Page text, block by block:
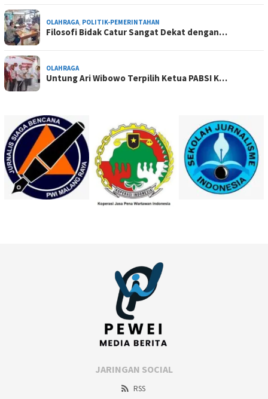
OLAHRAGA, POLITIK-PEMERINTAHAN
Filosofi Bidak Catur Sangat Dekat dengan…
OLAHRAGA
Untung Ari Wibowo Terpilih Ketua PABSI K…
JARINGAN SOCIAL
RSS